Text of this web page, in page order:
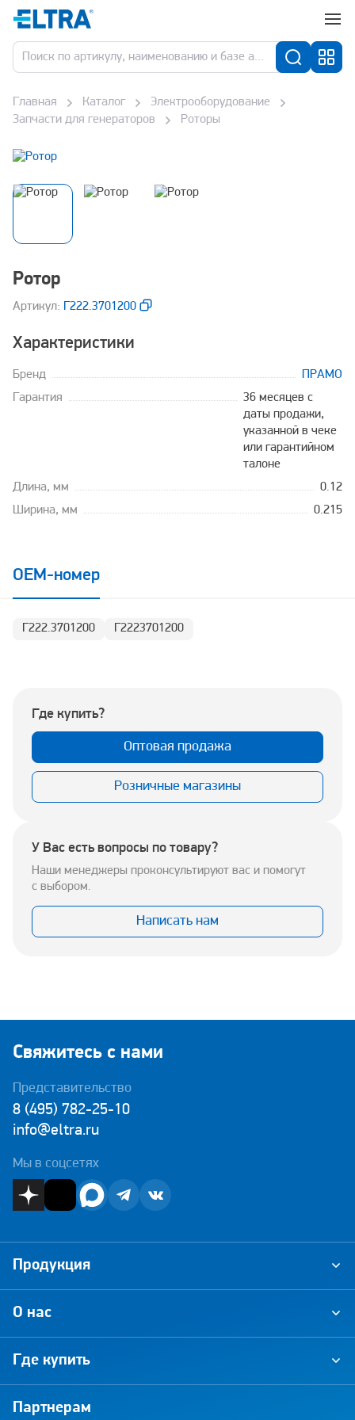
Главная Каталог
Электрооборудование
Запчасти для генераторов
Роторы
Ротор
Aртикул: Г222.3701200
Характеристики
Бренд
ПРАМО
Гарантия
36 месяцев с
даты продажи,
указанной в чеке
или гарантийном
талоне
Длина, мм
0.12
Ширина, мм
0.215
OEM-номер
Г222.3701200 Г2223701200
Где купить?
Оптовая продажа
Розничные магазины
У Вас есть вопросы по товару?
Наши менеджеры проконсультируют вас и помогут
с выбором.
Написать нам
Свяжитесь с нами
Представительство
8 (495) 782-25-10
info@eltra.ru
Мы в соцсетях
О нас
Где купить
Партнерам
Продукция